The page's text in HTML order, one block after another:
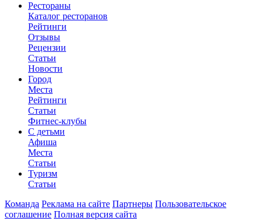
Рестораны
Каталог ресторанов
Рейтинги
Отзывы
Рецензии
Статьи
Новости
Город
Места
Рейтинги
Статьи
Фитнес-клубы
С детьми
Афиша
Места
Статьи
Туризм
Статьи
Команда Реклама на сайте Партнеры Пользовательское
соглашение Полная версия сайта